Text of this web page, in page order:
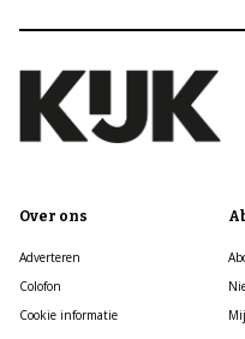
Over ons
Adverteren
Colofon
Cookie informatie